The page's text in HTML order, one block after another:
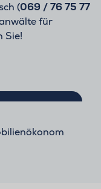
(069 / 76 75 77
für
Sie!